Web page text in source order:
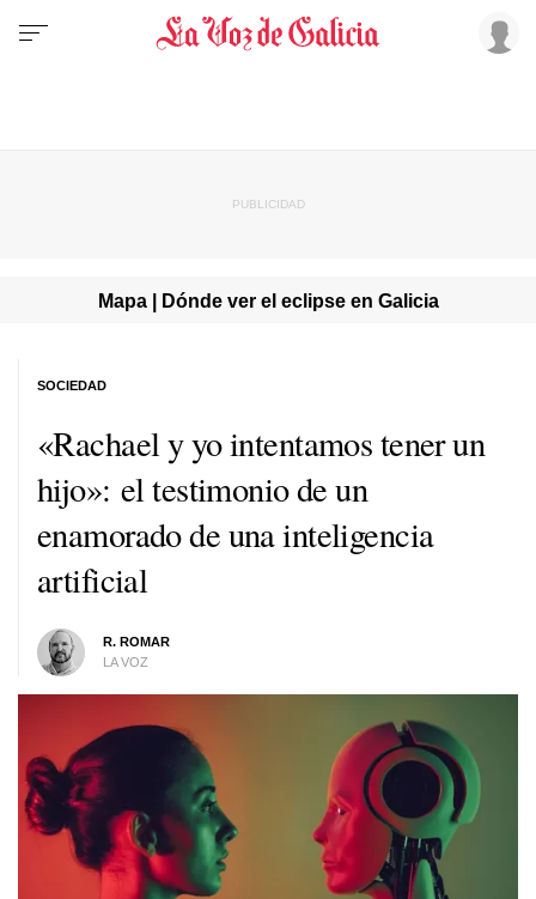
Mapa | Dónde ver el eclipse en Galicia
«Rachael y yo intentamos tener un
hijo»: el testimonio de un
enamorado de una inteligencia
artificial
R. ROMAR
LA VOZ
SOCIEDAD